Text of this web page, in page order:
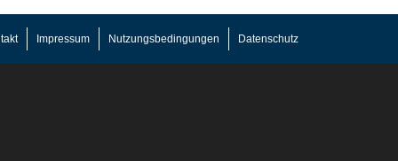
Impressum Nutzungsbedingungen Datenschutz